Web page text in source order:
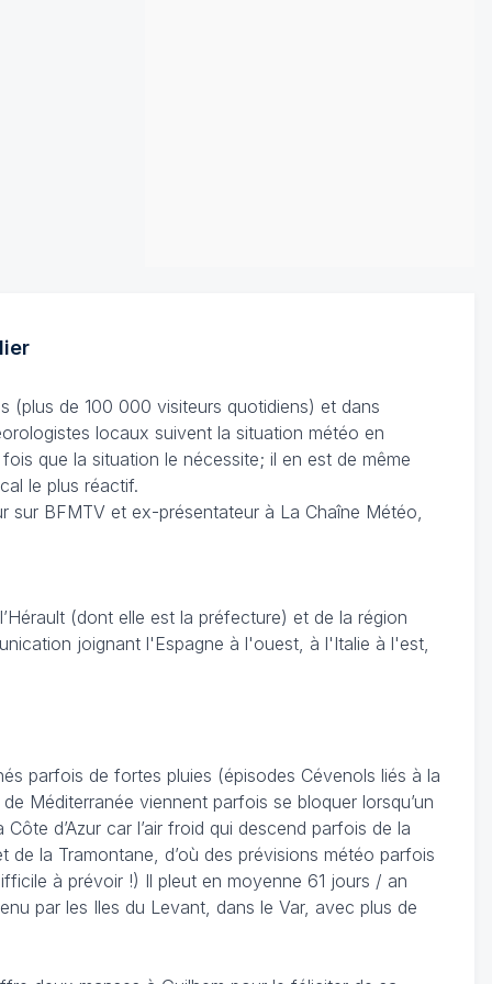
(plus de 100 000 visiteurs quotidiens) et dans
locaux suivent la situation météo en
que la situation le nécessite; il en est de même
le plus réactif.
BFMTV et ex-présentateur à La Chaîne Météo,
(dont elle est la préfecture) et de la région
joignant l'Espagne à l'ouest, à l'Italie à l'est,
parfois de fortes pluies (épisodes Cévenols liés à la
Méditerranée viennent parfois se bloquer lorsqu’un
d’Azur car l’air froid qui descend parfois de la
de la Tramontane, d’où des prévisions météo parfois
à prévoir !) Il pleut en moyenne 61 jours / an
par les Iles du Levant, dans le Var, avec plus de